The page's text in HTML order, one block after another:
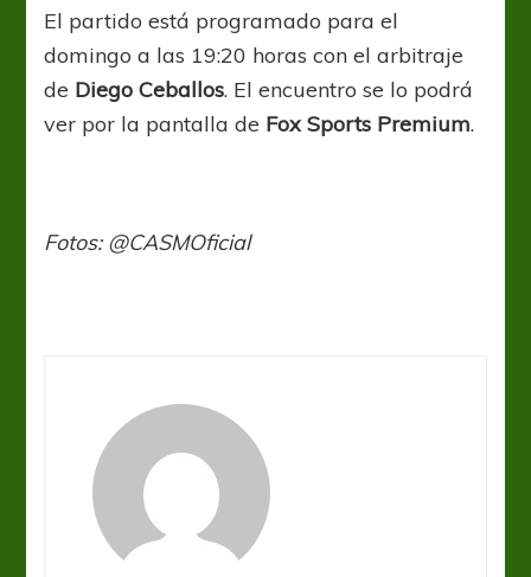
El partido está programado para el
domingo a las 19:20 horas con el arbitraje
de Diego Ceballos. El encuentro se lo podrá
ver por la pantalla de Fox Sports Premium.
Fotos: @CASMOficial